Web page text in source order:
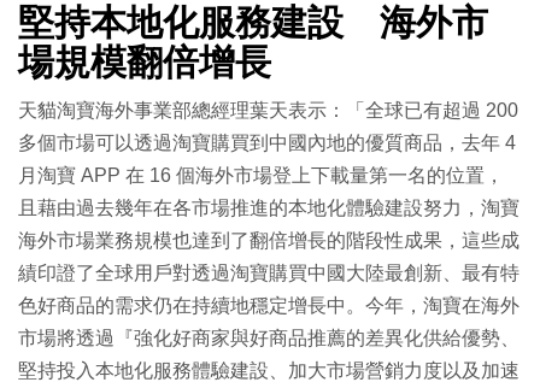
堅持本地化服務建設 海外市
場規模翻倍增長
天貓淘寶海外事業部總經理葉天表示：「全球已有超過 200
多個市場可以透過淘寶購買到中國內地的優質商品，去年 4
月淘寶 APP 在 16 個海外市場登上下載量第一名的位置，
且藉由過去幾年在各市場推進的本地化體驗建設努力，淘寶
海外市場業務規模也達到了翻倍增長的階段性成果，這些成
績印證了全球用戶對透過淘寶購買中國大陸最創新、最有特
色好商品的需求仍在持續地穩定增長中。今年，淘寶在海外
市場將透過『強化好商家與好商品推薦的差異化供給優勢、
堅持投入本地化服務體驗建設、加大市場營銷力度以及加速